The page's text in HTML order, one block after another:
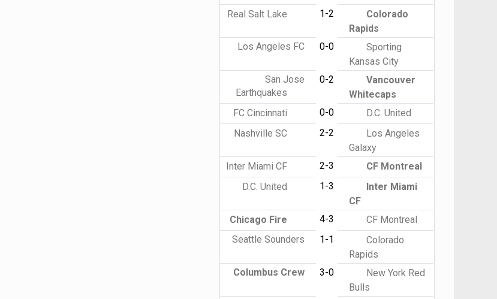
Real Salt Lake
1-2
Colorado
Rapids
Los Angeles FC
0-0
Sporting
Kansas City
San Jose
Earthquakes
0-2
Vancouver
Whitecaps
FC Cincinnati
0-0
D.C. United
Nashville SC
2-2
Los Angeles
Galaxy
Inter Miami CF
2-3
CF Montreal
D.C. United
1-3
Inter Miami
CF
Chicago Fire
4-3
CF Montreal
Seattle Sounders
1-1
Colorado
Rapids
Columbus Crew
3-0
New York Red
Bulls